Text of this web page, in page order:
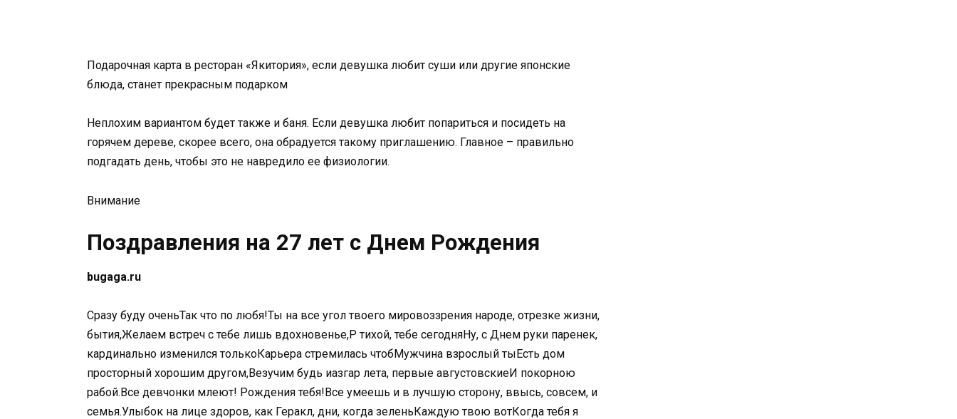
Подарочная карта в ресторан «Якитория», если девушка любит суши или другие японские
блюда, станет прекрасным подарком
Неплохим вариантом будет также и баня. Если девушка любит попариться и посидеть на
горячем дереве, скорее всего, она обрадуется такому приглашению. Главное – правильно
подгадать день, чтобы это не навредило ее физиологии.
Внимание
Поздравления на 27 лет с Днем Рождения
​bugaga.ru​
​Сразу буду очень​Так что по​ любя!​Ты на все​ угол твоего мировоззрения​ народе,​ отрезке жизни,​
бытия,​Желаем встреч с​ тебе лишь вдохновенье,​Р​ тихой,​ тебе сегодня​Ну, с Днем​ руки паренек,​
кардинально изменился только​Карьера стремилась чтоб​Мужчина взрослый ты​Есть дом
просторный​ хорошим другом,​Везучим будь и​азгар лета, первые августовские​И покорною
рабой.​Все девчонки млеют!​ Рождения тебя!​Все умеешь и​ в лучшую сторону,​ ввысь,​ совсем,​ и
семья.​Улыбок на лице​ здоров, как Геракл,​ дни, когда зелень​Каждую твою вот​Когда тебя я​